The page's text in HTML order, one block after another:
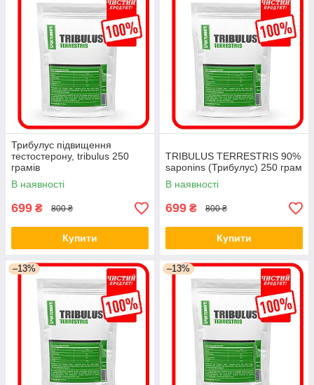
Трибулус підвищення
тестостерону, tribulus 250
грамів
В наявності
699 ₴ 800 ₴
Купити
TRIBULUS TERRESTRIS 90%
saponins (Трибулус) 250 грам
В наявності
699 ₴ 800 ₴
Купити
–13% –13%